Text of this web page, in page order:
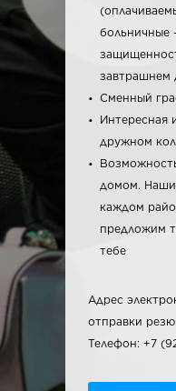
больничные
завтрашнем
Сменный
Интересная
дружном
домом. Наши
каждом
предложим
тебе
Адрес
отправки
Телефон: +7